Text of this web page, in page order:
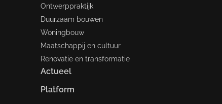
Ontwerppraktijk
Duurzaam bouwen
Woningbouw
Maatschappij en cultuur
Renovatie en transformatie
Actueel
Platform